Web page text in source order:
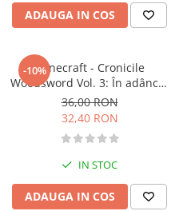
ADAUGA IN COS
-10%Minecraft - Cronicile
Woodsword Vol. 3: În adâncul
apelor
36,00 RON
32,40 RON
IN STOC
ADAUGA IN COS